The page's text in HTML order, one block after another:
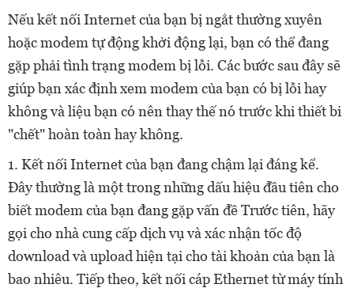
Nếu kết nối Internet của bạn bị ngắt thường xuyên
hoặc modem tự động khởi động lại, bạn có thể đang
gặp phải tình trạng modem bị lỗi. Các bước sau đây sẽ
giúp bạn xác định xem modem của bạn có bị lỗi hay
không và liệu bạn có nên thay thế nó trước khi thiết bi
"chết" hoàn toàn hay không.
1. Kết nối Internet của bạn đang chậm lại đáng kể.
Đây thường là một trong những dấu hiệu đầu tiên cho
biết modem của bạn đang gặp vấn đề Trước tiên, hãy
gọi cho nhà cung cấp dịch vụ và xác nhận tốc độ
download và upload hiện tại cho tài khoản của bạn là
bao nhiêu. Tiếp theo, kết nối cáp Ethernet từ máy tính